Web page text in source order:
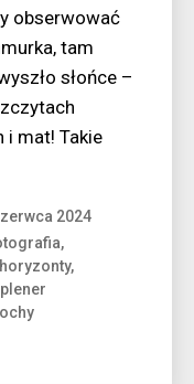
obserwować
tam
słońce –
i mat! Takie
2024
,
horyzonty,
plener